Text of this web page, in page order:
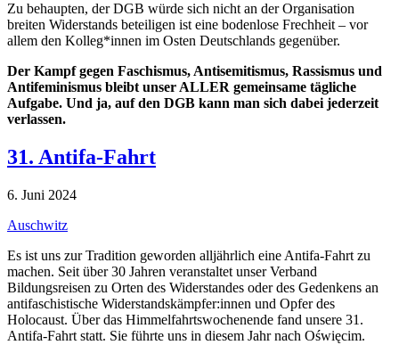
Zu behaupten, der DGB würde sich nicht an der Organisation
breiten Widerstands beteiligen ist eine bodenlose Frechheit – vor
allem den Kolleg*innen im Osten Deutschlands gegenüber.
Der Kampf gegen Faschismus, Antisemitismus, Rassismus und
Antifeminismus bleibt unser ALLER gemeinsame tägliche
Aufgabe. Und ja, auf den DGB kann man sich dabei jederzeit
verlassen.
31. Antifa-Fahrt
6. Juni 2024
Auschwitz
Es ist uns zur Tradition geworden alljährlich eine Antifa-Fahrt zu
machen. Seit über 30 Jahren veranstaltet unser Verband
Bildungsreisen zu Orten des Widerstandes oder des Gedenkens an
antifaschistische Widerstandskämpfer:innen und Opfer des
Holocaust. Über das Himmelfahrtswochenende fand unsere 31.
Antifa-Fahrt statt. Sie führte uns in diesem Jahr nach Oświęcim.